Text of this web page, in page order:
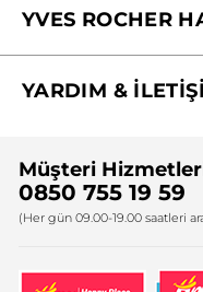
YVES ROCHER
Yves Rocher Vakfı
YARDIM &
Bize Ulaşın
Firma Bilgileri
Müşteri
0850 755 19 59
(Her gün 09.00-19.00 saatleri